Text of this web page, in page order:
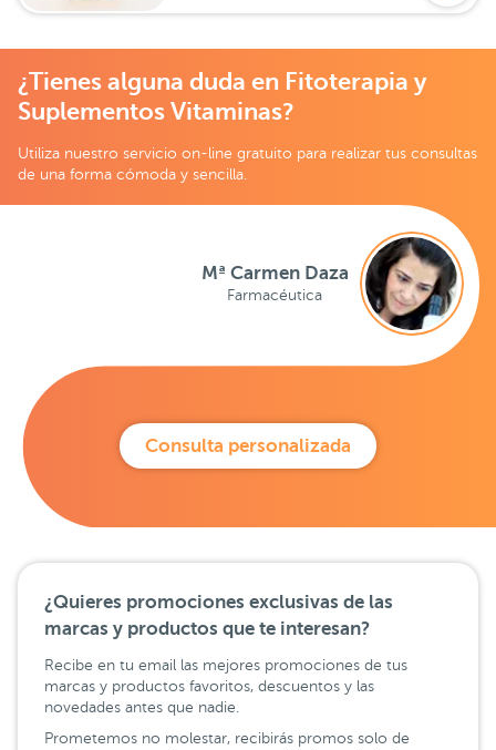
¿Tienes alguna duda en Fitoterapia y
Suplementos Vitaminas?
Utiliza nuestro servicio on-line gratuito para realizar tus consultas
de una forma cómoda y sencilla.
Consulta personalizada
Mª Carmen Daza
Farmacéutica
¿Quieres promociones exclusivas de las
marcas y productos que te interesan?
Recibe en tu email las mejores promociones de tus
marcas y productos favoritos, descuentos y las
novedades antes que nadie.
Prometemos no molestar, recibirás promos solo de